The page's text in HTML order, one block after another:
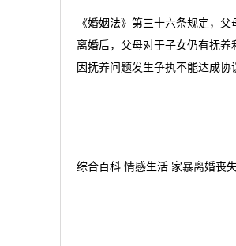
《婚姻法》第三十六条规定，
离婚后，父母对于子女仍有抚
因抚养问题发生争执不能达成协
综合百科 情感生活 家暴离婚丧